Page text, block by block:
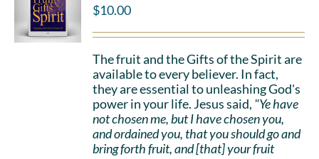
$10.00
The fruit and the Gifts of the Spirit are
available to every believer. In fact,
they are essential to unleashing God's
power in your life. Jesus said, "Ye have
not chosen me, but I have chosen you,
and ordained you, that you should go and
bring forth fruit, and [that] your fruit